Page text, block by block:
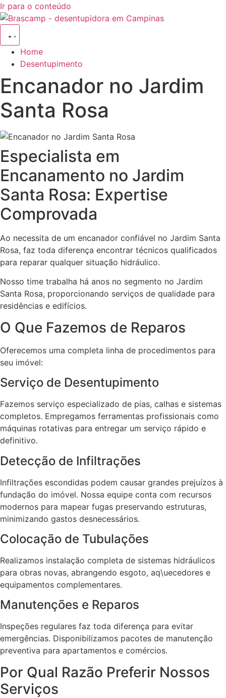
Ir para o conteúdo
Home
Desentupimento
Encanador no Jardim
Santa Rosa
Especialista em
Encanamento no Jardim
Santa Rosa: Expertise
Comprovada
Ao necessita de um encanador confiável no Jardim Santa
Rosa, faz toda diferença encontrar técnicos qualificados
para reparar qualquer situação hidráulico.
Nosso time trabalha há anos no segmento no Jardim
Santa Rosa, proporcionando serviços de qualidade para
residências e edifícios.
O Que Fazemos de Reparos
Oferecemos uma completa linha de procedimentos para
seu imóvel:
Serviço de Desentupimento
Fazemos serviço especializado de pias, calhas e sistemas
completos. Empregamos ferramentas profissionais como
máquinas rotativas para entregar um serviço rápido e
definitivo.
Detecção de Infiltrações
Infiltrações escondidas podem causar grandes prejuízos à
fundação do imóvel. Nossa equipe conta com recursos
modernos para mapear fugas preservando estruturas,
minimizando gastos desnecessários.
Colocação de Tubulações
Realizamos instalação completa de sistemas hidráulicos
para obras novas, abrangendo esgoto, aq\uecedores e
equipamentos complementares.
Manutenções e Reparos
Inspeções regulares faz toda diferença para evitar
emergências. Disponibilizamos pacotes de manutenção
preventiva para apartamentos e comércios.
Por Qual Razão Preferir Nossos
Serviços